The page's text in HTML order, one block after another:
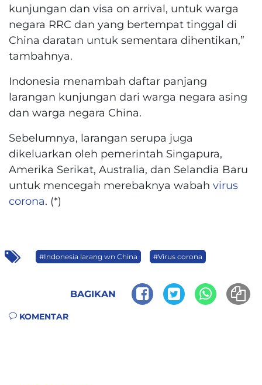
kunjungan dan visa on arrival, untuk warga
negara RRC dan yang bertempat tinggal di
China daratan untuk sementara dihentikan,”
tambahnya.
Indonesia menambah daftar panjang
larangan kunjungan dari warga negara asing
dan warga negara China.
Sebelumnya, larangan serupa juga
dikeluarkan oleh pemerintah Singapura,
Amerika Serikat, Australia, dan Selandia Baru
untuk mencegah merebaknya wabah virus
corona. (*)
#Indonesia larang wn China #Virus corona
BAGIKAN
KOMENTAR